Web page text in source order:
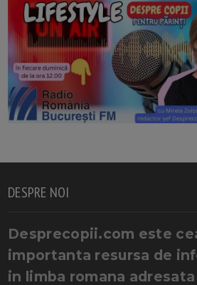
DESPRE NOI
Desprecopii.com este
importanta resursa de
in limba romana